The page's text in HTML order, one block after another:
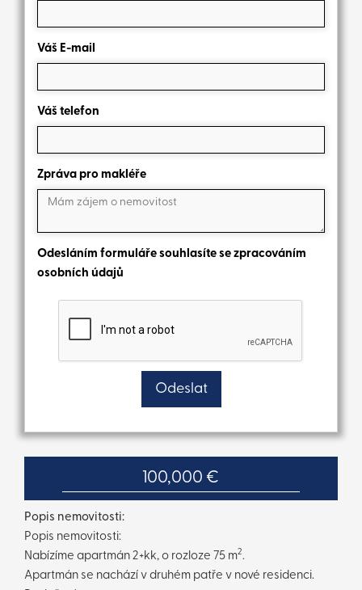
Váš E-mail
Váš telefon
Zpráva pro makléře
Odesláním formuláře souhlasíte se zpracováním
osobních údajů
100,000 €
Popis nemovitosti:
Popis nemovitosti:
Nabízíme apartmán 2+kk, o rozloze 75 m2.
Apartmán se nachází v druhém patře v nové residenci.